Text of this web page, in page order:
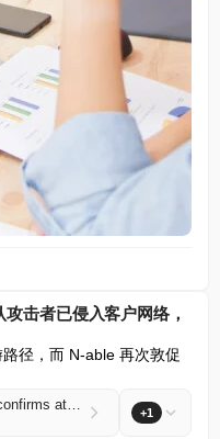
击者已侵入客户网络，
径，而 N-able 再次敦促
N-able God mode flaw: Vendor confirms attackers reached customer networks as second hotfix lands +1